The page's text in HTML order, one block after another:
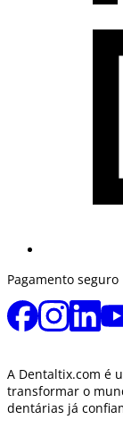
Pagamento seguro
A Dentaltix.com é
transformar o
dentárias já